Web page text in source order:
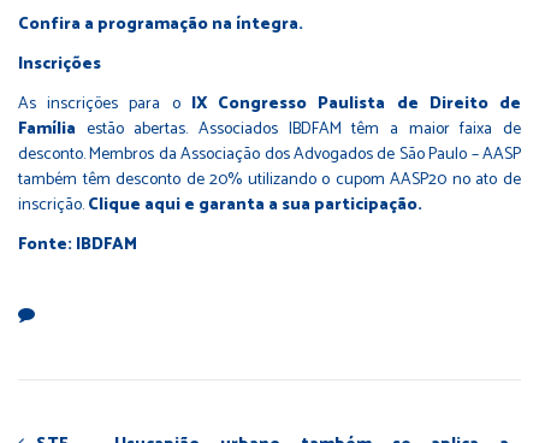
Confira a programação na íntegra.
Inscrições
As inscrições para o IX Congresso Paulista de Direito de
Família estão abertas. Associados IBDFAM têm a maior faixa de
desconto. Membros da Associação dos Advogados de São Paulo – AASP
também têm desconto de 20% utilizando o cupom AASP20 no ato de
inscrição.Clique aqui e garanta a sua participação.
Fonte: IBDFAM